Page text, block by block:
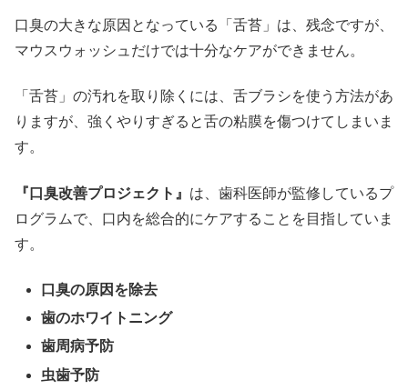
口臭の大きな原因となっている「舌苔」は、残念ですが、
マウスウォッシュだけでは十分なケアができません。
「舌苔」の汚れを取り除くには、舌ブラシを使う方法があ
りますが、強くやりすぎると舌の粘膜を傷つけてしまいま
す。
『口臭改善プロジェクト』 は、歯科医師が監修しているプ
ログラムで、口内を総合的にケアすることを目指していま
す。
口臭の原因を除去
歯のホワイトニング
歯周病予防
虫歯予防